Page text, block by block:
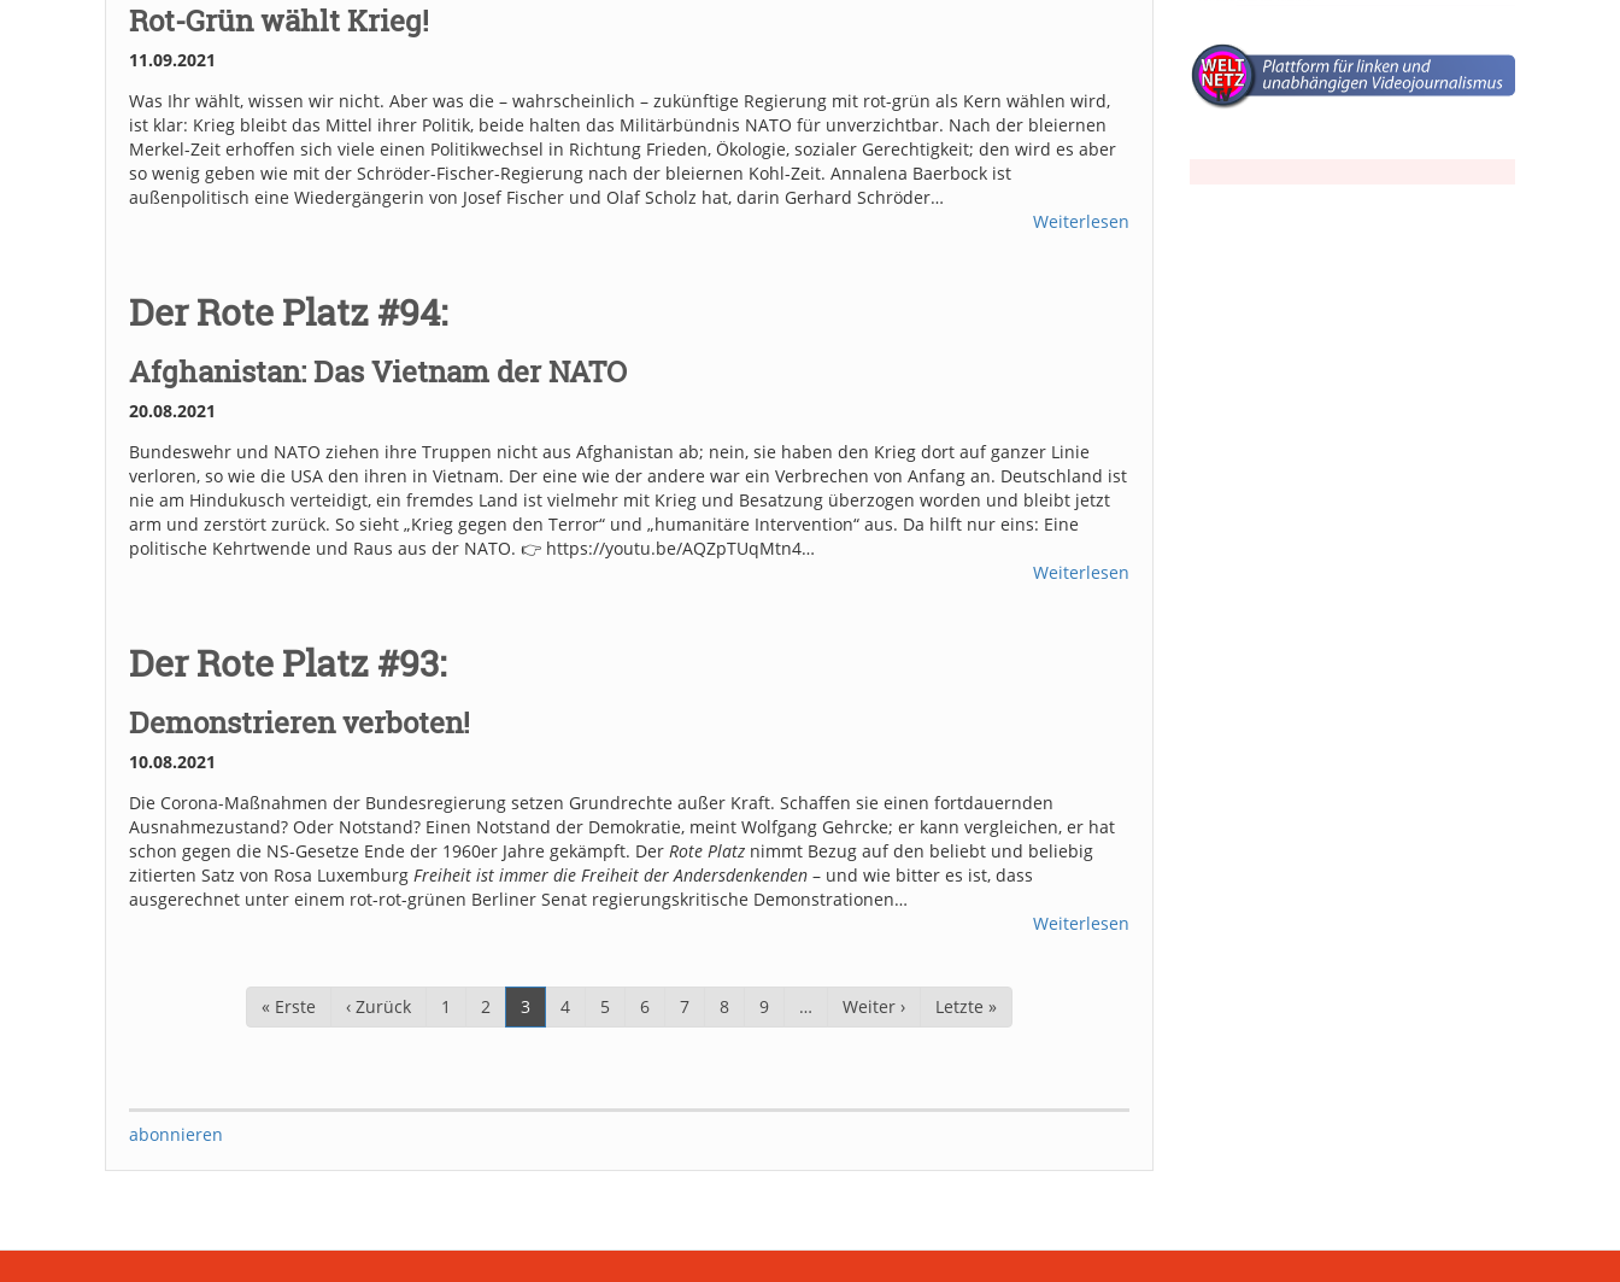
Rot-Grün wählt Krieg!
11.09.2021
Was Ihr wählt, wissen wir nicht. Aber was die – wahrscheinlich – zukünftige Regierung mit rot-grün als Kern wählen wird,
ist klar: Krieg bleibt das Mittel ihrer Politik, beide halten das Militärbündnis NATO für unverzichtbar. Nach der bleiernen
Merkel-Zeit erhoffen sich viele einen Politikwechsel in Richtung Frieden, Ökologie, sozialer Gerechtigkeit; den wird es aber
so wenig geben wie mit der Schröder-Fischer-Regierung nach der bleiernen Kohl-Zeit. Annalena Baerbock ist
außenpolitisch eine Wiedergängerin von Josef Fischer und Olaf Scholz hat, darin Gerhard Schröder…
Weiterlesen
Der Rote Platz #94:
Afghanistan: Das Vietnam der NATO
20.08.2021
Bundeswehr und NATO ziehen ihre Truppen nicht aus Afghanistan ab; nein, sie haben den Krieg dort auf ganzer Linie
verloren, so wie die USA den ihren in Vietnam. Der eine wie der andere war ein Verbrechen von Anfang an. Deutschland ist
nie am Hindukusch verteidigt, ein fremdes Land ist vielmehr mit Krieg und Besatzung überzogen worden und bleibt jetzt
arm und zerstört zurück. So sieht „Krieg gegen den Terror“ und „humanitäre Intervention“ aus. Da hilft nur eins: Eine
politische Kehrtwende und Raus aus der NATO. 👉 https://youtu.be/AQZpTUqMtn4…
Weiterlesen
Der Rote Platz #93:
Demonstrieren verboten!
10.08.2021
Die Corona-Maßnahmen der Bundesregierung setzen Grundrechte außer Kraft. Schaffen sie einen fortdauernden
Ausnahmezustand? Oder Notstand? Einen Notstand der Demokratie, meint Wolfgang Gehrcke; er kann vergleichen, er hat
schon gegen die NS-Gesetze Ende der 1960er Jahre gekämpft. Der Rote Platz nimmt Bezug auf den beliebt und beliebig
zitierten Satz von Rosa Luxemburg Freiheit ist immer die Freiheit der Andersdenkenden – und wie bitter es ist, dass
ausgerechnet unter einem rot-rot-grünen Berliner Senat regierungskritische Demonstrationen…
Weiterlesen
Seitennummerierung
Erste
Seite
« Erste
Vorherige
Seite
‹ Zurück Page
1 Page
2
Aktuelle
Seite
3 Page
4 Page
5 Page
6 Page
7 Page
8 Page
9 …
Nächste
Seite
Weiter ›
Letzte
Seite
Letzte »
abonnieren